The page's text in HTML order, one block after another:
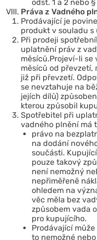
odst. 1 a 2 nebo
Práva z Vadného
Prodávající je
produkt v souladu
Při prodeji
uplatnění práv z
měsíců.Projeví-li
měsíců od převzetí,
již při převzetí.
se nevztahuje na
jejích dílů)
kterou způsobil
Spotřebitel při
vadného plnění má
právo na
na dodání
součásti.
pouze takový
není nemožný
nepřiměřeně
ohledem na
věc měla bez
způsobem vada
pro kupujícího.
Prodávající
to nemožné